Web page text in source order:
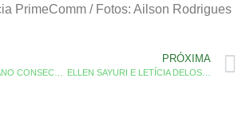
PrimeComm / Fotos: Ailson Rodrigues
PRÓXIMA
ELLEN SAYURI E LETÍCIA DELOSPITAL VENCEM ETAPA BÔNUS DA ANTT NO VS FESTIVAL INDOOR